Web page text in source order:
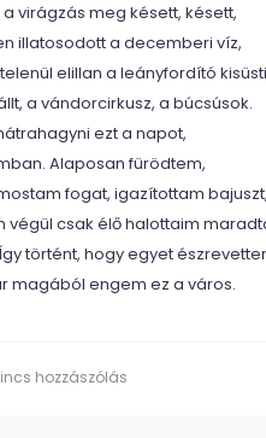
virágzás meg késett, késett,
illatosodott a decemberi víz,
elillan a leányfordító
a vándorcirkusz, a búcsúsok.
ezt a napot,
Alaposan fürödtem,
fogat, igazítottam
végül csak élő halottaim
történt, hogy egyet
magából engem ez a város.
hozzászólás